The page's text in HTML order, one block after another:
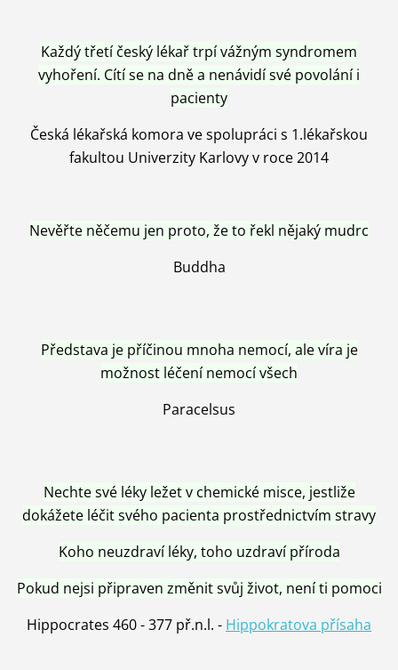
Každý třetí český lékař trpí vážným syndromem
vyhoření. Cítí se na dně a nenávidí své povolání i
pacienty
Česká lékařská komora ve spolupráci s 1.lékařskou
fakultou Univerzity Karlovy v roce 2014
Nevěřte něčemu jen proto, že to řekl nějaký mudrc
Buddha
Představa je příčinou mnoha nemocí, ale víra je
možnost léčení nemocí všech
Paracelsus
Nechte své léky ležet v chemické misce, jestliže
dokážete léčit svého pacienta prostřednictvím stravy
Koho neuzdraví léky, toho uzdraví příroda
Pokud nejsi připraven změnit svůj život, není ti pomoci
Hippocrates 460 - 377 př.n.l. - Hippokratova přísaha